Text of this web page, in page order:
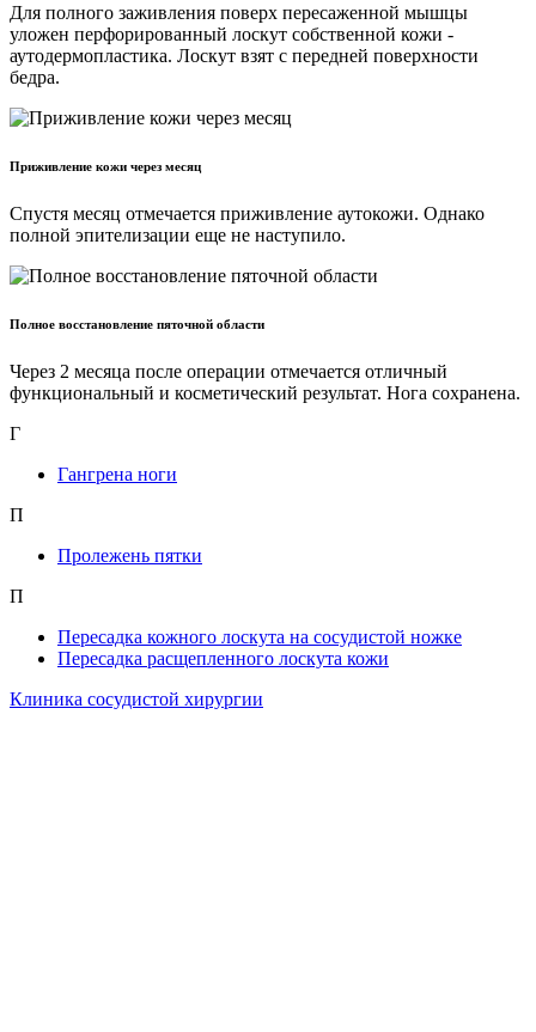
Для полного заживления поверх пересаженной мышцы
уложен перфорированный лоскут собственной кожи -
аутодермопластика. Лоскут взят с передней поверхности
бедра.
Приживление кожи через месяц
Спустя месяц отмечается приживление аутокожи. Однако
полной эпителизации еще не наступило.
Полное восстановление пяточной области
Через 2 месяца после операции отмечается отличный
функциональный и косметический результат. Нога сохранена.
Г
Гангрена ноги
П
Пролежень пятки
П
Пересадка кожного лоскута на сосудистой ножке
Пересадка расщепленного лоскута кожи
Клиника сосудистой хирургии